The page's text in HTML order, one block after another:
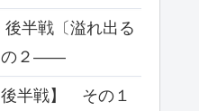
半戦〔溢れ出る
の２――
半戦】 その１